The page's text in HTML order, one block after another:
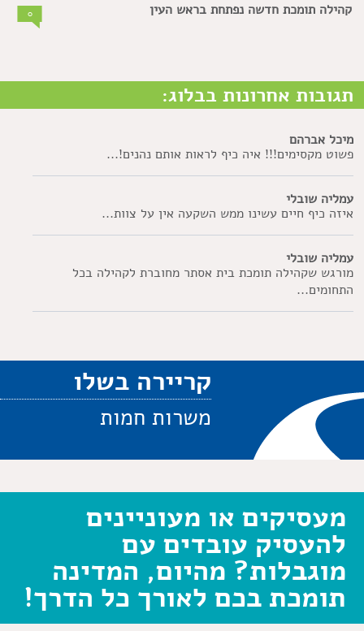
קהילה תומכת חדשה נפתחת בראש העין
תגובות אחרונות בבלוג:
מיכל אברהם
פשוט מקסימים!!! איה כיף לראות אותם נהנים!...
עמליה שובלי
איזה כיף חיים עשינו ממש השקעה אין על צוות...
עמליה שובלי
מורגש שקהילה תומכת בית אסתר מחוברת לקהילה בכל
התחומים...
קריירה בשלו
משרות חמות
מעסיקים או מעוניינים
להעסיק עובדים עם
מוגבלות? מהיום, המדינה
תומכת בכם לאורך כל הדרך!